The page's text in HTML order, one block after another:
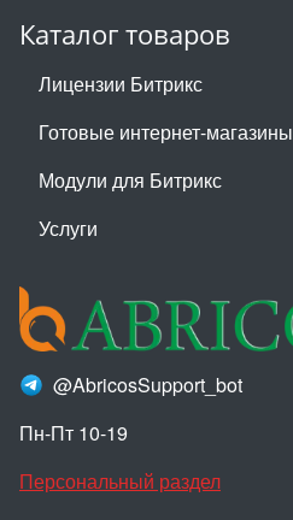
Каталог товаров
Лицензии Битрикс
Готовые интернет-магазины
Модули для Битрикс
Услуги
@AbricosSupport_bot
Пн-Пт 10-19
Персональный раздел